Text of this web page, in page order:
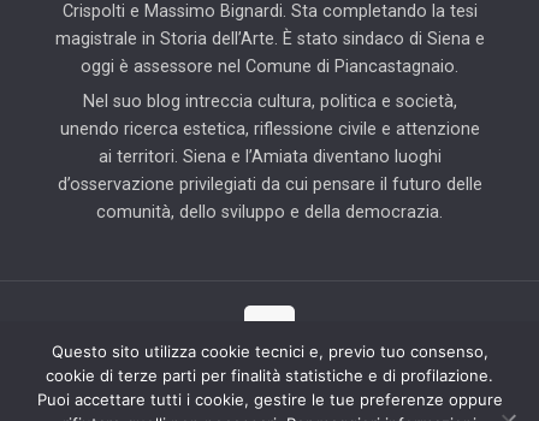
Crispolti e Massimo Bignardi. Sta completando la tesi
magistrale in Storia dell’Arte. È stato sindaco di Siena e
oggi è assessore nel Comune di Piancastagnaio.
Nel suo blog intreccia cultura, politica e società,
unendo ricerca estetica, riflessione civile e attenzione
ai territori. Siena e l’Amiata diventano luoghi
d’osservazione privilegiati da cui pensare il futuro delle
comunità, dello sviluppo e della democrazia.
© 2025 Il Blog di Pierluigi Piccini | Tutti i diritti riservati | Partner
tecnico: Hab Solution
Questo sito utilizza cookie tecnici e, previo tuo consenso,
cookie di terze parti per finalità statistiche e di profilazione.
Puoi accettare tutti i cookie, gestire le tue preferenze oppure